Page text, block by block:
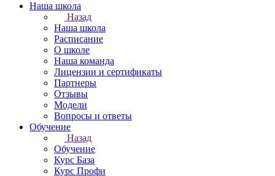
Наша школа
Назад
Наша школа
Расписание
О школе
Наша команда
Лицензии и сертификаты
Партнеры
Отзывы
Модели
Вопросы и ответы
Обучение
Назад
Обучение
Курс База
Курс Профи